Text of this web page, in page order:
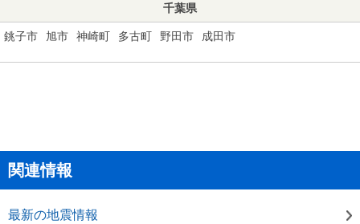
千葉県
銚子市 旭市 神崎町 多古町 野田市 成田市
関連情報
最新の地震情報